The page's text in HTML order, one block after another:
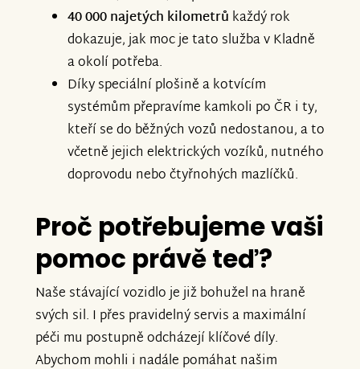
40 000 najetých kilometrů každý rok
dokazuje, jak moc je tato služba v Kladně
a okolí potřeba.
Díky speciální plošině a kotvícím
systémům přepravíme kamkoli po ČR i ty,
kteří se do běžných vozů nedostanou, a to
včetně jejich elektrických vozíků, nutného
doprovodu nebo čtyřnohých mazlíčků.
Proč potřebujeme vaši
pomoc právě teď?
Naše stávající vozidlo je již bohužel na hraně
svých sil. I přes pravidelný servis a maximální
péči mu postupně odcházejí klíčové díly.
Abychom mohli i nadále pomáhat našim